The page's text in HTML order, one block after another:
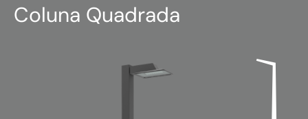
Coluna Quadrada